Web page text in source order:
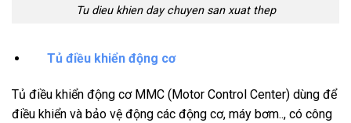
Tu dieu khien day chuyen san xuat thep
Tủ điều khiển động cơ
Tủ điều khiển động cơ MMC (Motor Control Center) dùng để
điều khiển và bảo vệ động các động cơ, máy bơm.., có công